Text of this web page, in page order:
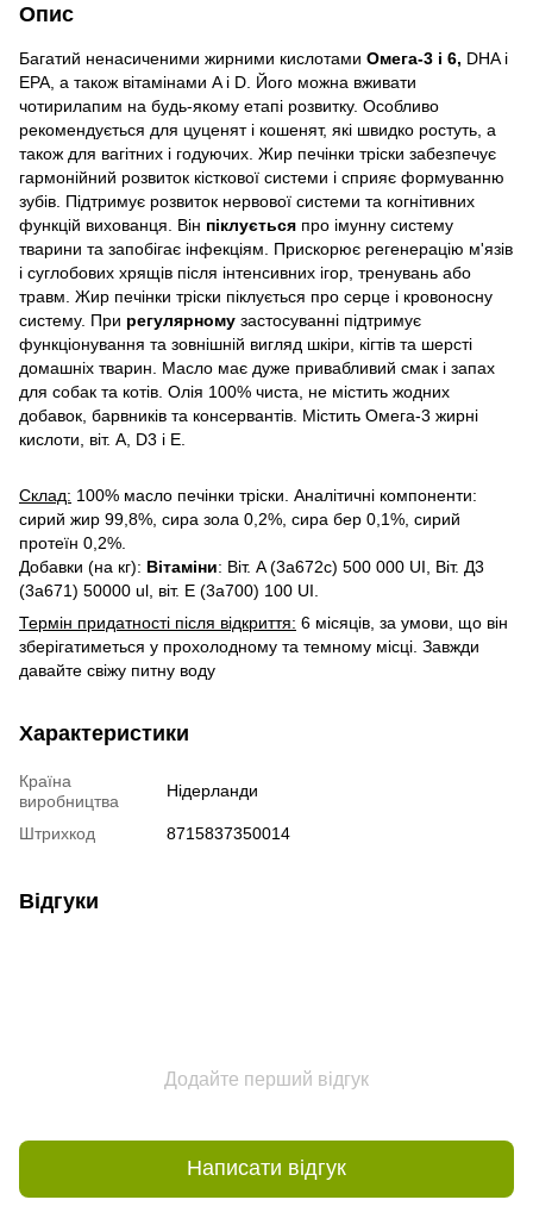
Опис
Багатий ненасиченими жирними кислотами Омега-3 і 6, DHA і
EPA, а також вітамінами A і D. Його можна вживати
чотирилапим на будь-якому етапі розвитку. Особливо
рекомендується для цуценят і кошенят, які швидко ростуть, а
також для вагітних і годуючих. Жир печінки тріски забезпечує
гармонійний розвиток кісткової системи і сприяє формуванню
зубів. Підтримує розвиток нервової системи та когнітивних
функцій вихованця. Він піклується про імунну систему
тварини та запобігає інфекціям. Прискорює регенерацію м'язів
і суглобових хрящів після інтенсивних ігор, тренувань або
травм. Жир печінки тріски піклується про серце і кровоносну
систему. При регулярному застосуванні підтримує
функціонування та зовнішній вигляд шкіри, кігтів та шерсті
домашніх тварин. Масло має дуже привабливий смак і запах
для собак та котів. Олія 100% чиста, не містить жодних
добавок, барвників та консервантів. Містить Омега-3 жирні
кислоти, віт. A, D3 і E.
Склад: 100% масло печінки тріски. Аналітичні компоненти:
сирий жир 99,8%, сира зола 0,2%, сира бер 0,1%, сирий
протеїн 0,2%.
Добавки (на кг): Вітаміни: Віт. A (3a672c) 500 000 UI, Віт. Д3
(3а671) 50000 ul, віт. E (3a700) 100 UI.
Термін придатності після відкриття: 6 місяців, за умови, що він
зберігатиметься у прохолодному та темному місці. Завжди
давайте свіжу питну воду
Характеристики
Країна
виробництва
Нідерланди
Штрихкод 8715837350014
Відгуки
Додайте перший відгук
Написати відгук